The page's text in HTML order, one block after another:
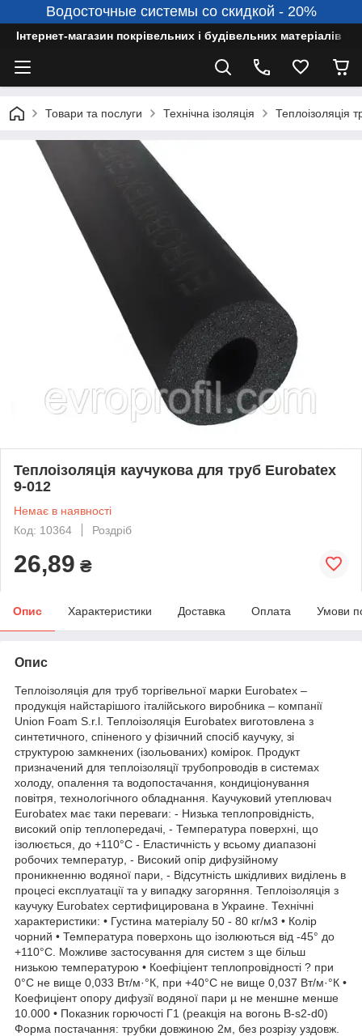
Водосточные системы со скидкой - 20%
Інтернет-магазин покрівельних і будівельних матеріалів
Товари та послуги Технічна ізоляція Теплоізоляція
Теплоізоляція каучукова для труб Eurobatex
9-012
Немає в наявності
Код: 10364
Роздріб
26,89 ₴
Опис Характеристики Доставка Оплата Умови
Опис
Теплоізоляція для труб торгівельної марки Eurobatex –
продукція найстарішого італійського виробника – компанії
Union Foam S.r.l. Теплоізоляція Eurobatex виготовлена з
синтетичного, спіненого у фізичний спосіб каучуку, зі
структурою замкнених (ізольованих) комірок. Продукт
призначений для теплоізоляції трубопроводів в системах
холоду, опалення та водопостачання, кондиціонування
повітря, технологічного обладнання. Каучуковий утеплювач
Eurobatex має таки переваги: - Низька теплопровідність,
високий опір теплопередачі, - Температура поверхні, що
ізолюється, до +110°С - Еластичність у всьому диапазоні
робочих температур, - Високий опір дифузійному
проникненню водяної пари, - Відсутність шкідливих виділень в
процесі експлуатації та у випадку загоряння. Теплоізоляція з
каучуку Eurobatex сертифицирована в Украине. Технічні
характеристики: • Густина матеріалу 50 - 80 кг/м3 • Колір
чорний • Температура поверхонь що ізолюються від -45° до
+110°С. Можливе застосування для систем з ще більш
низькою температурою • Коефіціент теплопровідності ? при
0°С не вище 0,033 Вт/м·°К, при +40°С не вище 0,037 Вт/м·°К •
Коефиціент опору дифузії водяної пари µ не меншне менше
10.000 • Показник горючості Г1 (реакція на вогонь B-s2-d0)
Форма постачання: трубки довжиною 2м, без розрізу уздовж.